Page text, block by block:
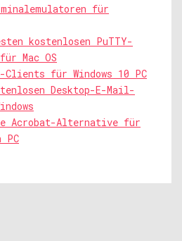
für
kostenlosen PuTTY-
Mac OS
Clients für Windows 10 PC
Desktop-E-Mail-
Acrobat-Alternative für
PC